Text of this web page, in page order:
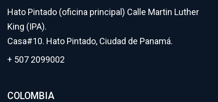
Hato Pintado (oficina principal) Calle Martin Luther
King (IPA).
Casa#10. Hato Pintado, Ciudad de Panamá.
+ 507 2099002
COLOMBIA